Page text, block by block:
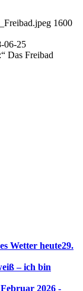
1600
06-25
Das Freibad
Wetter heute29.
– ich bin
Februar 2026 -